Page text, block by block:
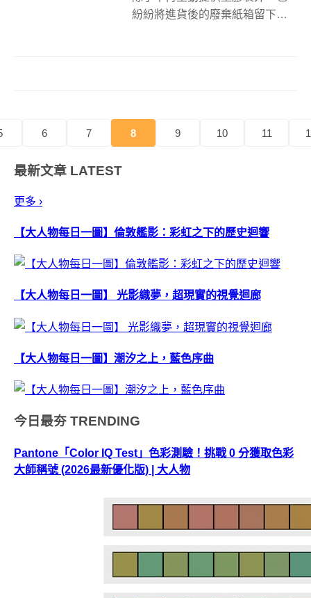
紛紛將進貨後的廢棄紙箱留下，
都可以利用...
6 7 8 9 10 11
最新文章 LATEST
更多 ›
【大人物每日一圖】倫敦艦影：彩虹之下的歷史迴響
【大人物每日一圖】 光影織夢，超現實的視覺迴廊
【大人物每日一圖】潮汐之上，藍色序曲
今日最夯 TRENDING
Pantone「Color IQ Test」色彩測驗！挑戰 0 分獲取色彩
大師稱號 (2026最新優化版) | 大人物